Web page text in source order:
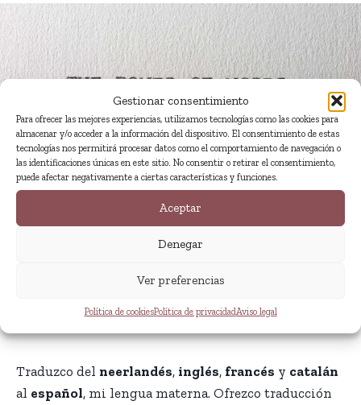
Gestionar consentimiento
Para ofrecer las mejores experiencias, utilizamos tecnologías como las cookies para
almacenar y/o acceder a la información del dispositivo. El consentimiento de estas
tecnologías nos permitirá procesar datos como el comportamiento de navegación o
las identificaciones únicas en este sitio. No consentir o retirar el consentimiento,
puede afectar negativamente a ciertas características y funciones.
Aceptar
Denegar
Ver preferencias
Política de cookiesPolítica de privacidadAviso legal
Traducción general
Traduzco del neerlandés, inglés, francés y catalán
al español, mi lengua materna. Ofrezco traducción